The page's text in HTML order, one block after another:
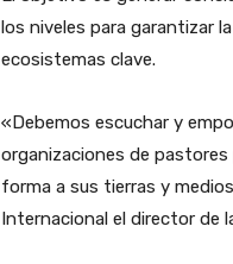
los niveles para garantizar
ecosistemas clave.
«Debemos escuchar y
organizaciones de
forma a sus tierras y
Internacional el director de